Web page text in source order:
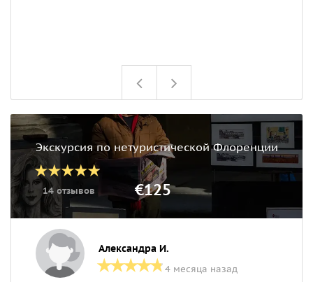
Экскурсия по нетуристической Флоренции
14 отзывов €125
Александра И.
4 месяца назад